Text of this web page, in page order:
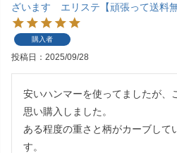
ざいます エリステ【頑張って送料無
購入者
投稿日 2025/09/28
安いハンマーを使ってましたが、
思い購入しました。
ある程度の重さと柄がカーブして
す。